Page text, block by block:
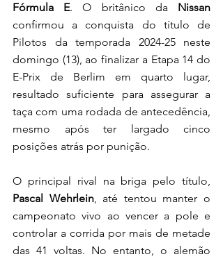
Fórmula E. O britânico da Nissan
confirmou a conquista do título de
Pilotos da temporada 2024-25 neste
domingo (13), ao finalizar a Etapa 14 do
E-Prix de Berlim em quarto lugar,
resultado suficiente para assegurar a
taça com uma rodada de antecedência,
mesmo após ter largado cinco
posições atrás por punição.
Pascal Wehrlein, até tentou manter o
campeonato vivo ao vencer a pole e
controlar a corrida por mais de metade
das 41 voltas. No entanto, o alemão